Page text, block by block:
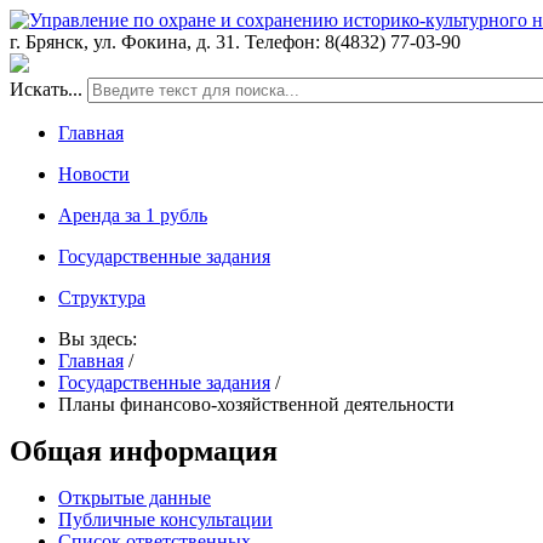
г. Брянск, ул. Фокина, д. 31. Телефон: 8(4832) 77-03-90
Искать...
Главная
Новости
Аренда за 1 рубль
Государственные задания
Структура
Вы здесь:
Главная /
Государственные задания /
Планы финансово-хозяйственной деятельности
Общая информация
Открытые данные
Публичные консультации